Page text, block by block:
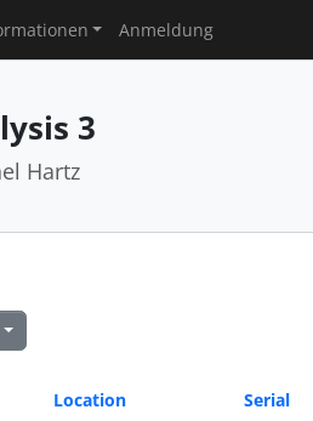
Anmeldung
3
Hartz
Location Serial